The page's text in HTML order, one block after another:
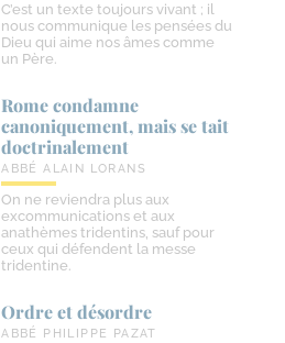
C’est un texte toujours vivant ; il
nous communique les pensées du
Dieu qui aime nos âmes comme
un Père.
Rome condamne
canoniquement, mais se tait
doctrinalement
ABBÉ ALAIN LORANS
On ne reviendra plus aux
excommunications et aux
anathèmes tridentins, sauf pour
ceux qui défendent la messe
tridentine.
Ordre et désordre
ABBÉ PHILIPPE PAZAT